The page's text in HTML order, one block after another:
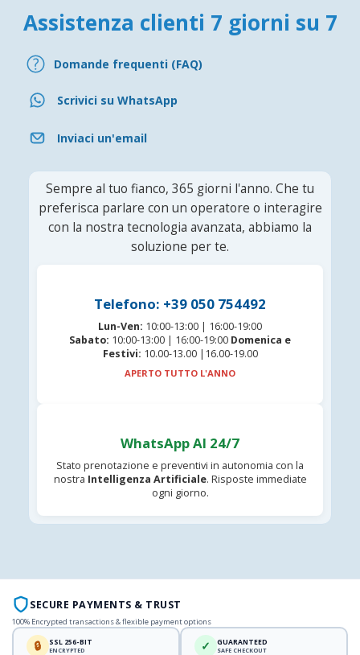
Assistenza clienti 7 giorni su 7
Domande frequenti (FAQ)
Scrivici su WhatsApp
Inviaci un'email
Sempre al tuo fianco, 365 giorni l'anno. Che tu
preferisca parlare con un operatore o interagire
con la nostra tecnologia avanzata, abbiamo la
soluzione per te.
Telefono: +39 050 754492
Lun-Ven: 10:00-13:00 | 16:00-19:00
Sabato: 10:00-13:00 | 16:00-19:00 Domenica e
Festivi: 10.00-13.00 |16.00-19.00
APERTO TUTTO L'ANNO
WhatsApp AI 24/7
Stato prenotazione e preventivi in autonomia con la
nostra Intelligenza Artificiale. Risposte immediate
ogni giorno.
SECURE PAYMENTS & TRUST
100% Encrypted transactions & flexible payment options
🔒 SSL 256-BIT
ENCRYPTED ✓ GUARANTEED
SAFE CHECKOUT